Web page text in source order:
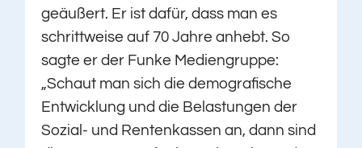
geäußert. Er ist dafür, dass man es
schrittweise auf 70 Jahre anhebt. So
sagte er der Funke Mediengruppe:
„Schaut man sich die demografische
Entwicklung und die Belastungen der
Sozial- und Rentenkassen an, dann sind